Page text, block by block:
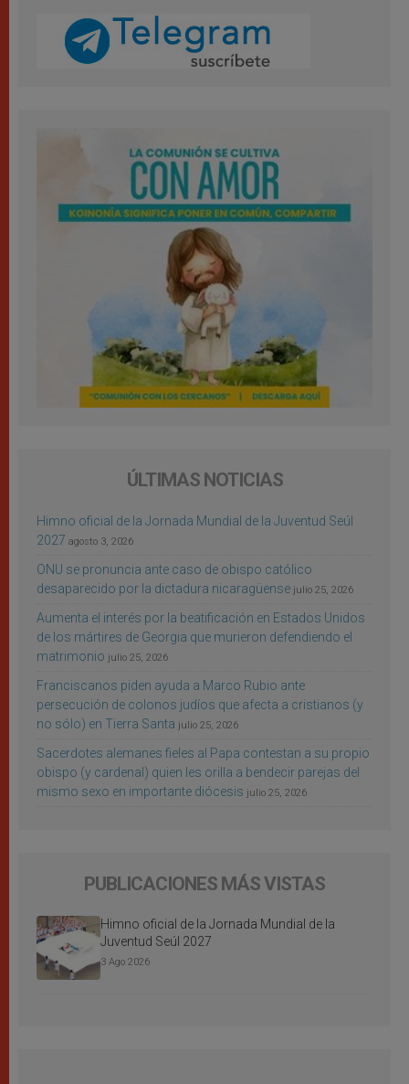
ÚLTIMAS NOTICIAS
Himno oficial de la Jornada Mundial de la Juventud Seúl
2027 agosto 3, 2026
ONU se pronuncia ante caso de obispo católico
desaparecido por la dictadura nicaragüense julio 25, 2026
Aumenta el interés por la beatificación en Estados Unidos
de los mártires de Georgia que murieron defendiendo el
matrimonio julio 25, 2026
Franciscanos piden ayuda a Marco Rubio ante
persecución de colonos judíos que afecta a cristianos (y
no sólo) en Tierra Santa julio 25, 2026
Sacerdotes alemanes fieles al Papa contestan a su propio
obispo (y cardenal) quien les orilla a bendecir parejas del
mismo sexo en importante diócesis julio 25, 2026
PUBLICACIONES MÁS VISTAS
Himno oficial de la Jornada Mundial de la
Juventud Seúl 2027
3 Ago 2026